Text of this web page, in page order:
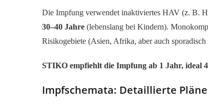
Die Impfung verwendet inaktiviertes HAV (z. B.
30–40 Jahre (lebenslang bei Kindern).
Risikogebiete (Asien, Afrika, aber auch
STIKO empfiehlt die Impfung ab 1 Jahr, ideal
Impfschemata: Detaillierte